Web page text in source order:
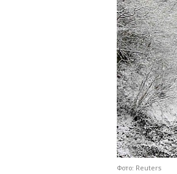
Фото: Reuters